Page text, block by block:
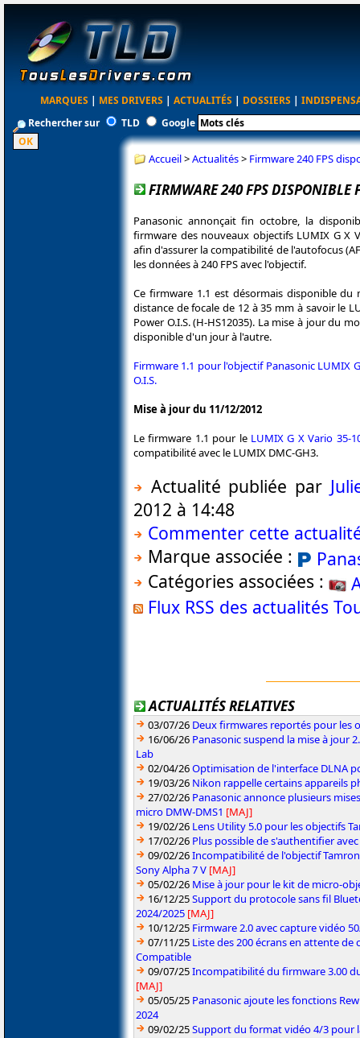
MARQUES | MES DRIVERS | ACTUALITÉS | DOSSIERS |
Rechercher sur
TLD Google
Accueil>Actualités> Firmware 240 FPS
FIRMWARE 240 FPS DISPONIBLE
Panasonic annonçait fin octobre, la
firmware des nouveaux objectifs LUMIX G X
afin d'assurer la compatibilité de l'autofocus
les données à 240 FPS avec l'objectif.
Ce firmware 1.1 est désormais disponible
distance de focale de 12 à 35 mm à savoir le
Power O.I.S. (H-HS12035). La mise à jour du
disponible d'un jour à l'autre.
Firmware 1.1 pour l'objectif Panasonic LUMIX
O.I.S.
Mise à jour du 11/12/2012
Le firmware 1.1 pour le LUMIX G X Vario 35-
compatibilité avec le LUMIX DMC-GH3.
Actualité publiée par
2012 à 14:48
Commenter cette
Marque associée :
Catégories associées :
Flux RSS des actualités
ACTUALITÉS RELATIVES
03/07/26 Deux firmwares reportés pour les
16/06/26 Panasonic suspend la mise à jour
Lab
02/04/26Optimisation de l'interface DLNA
19/03/26 Nikon rappelle certains appareils
27/02/26 Panasonic annonce plusieurs
micro DMW-DMS1 [MAJ]
19/02/26 Lens Utility 5.0 pour les objectifs
17/02/26 Plus possible de s'authentifier
09/02/26Incompatibilité de l'objectif
Sony Alpha 7 V [MAJ]
05/02/26 Mise à jour pour le kit de micro-
16/12/25Support du protocole sans fil
2024/2025 [MAJ]
10/12/25 Firmware 2.0 avec capture vidéo
07/11/25 Liste des 200 écrans en attente de
Compatible
09/07/25Incompatibilité du firmware 3.00
[MAJ]
05/05/25 Panasonic ajoute les fonctions
2024
09/02/25Support du format vidéo 4/3 pour